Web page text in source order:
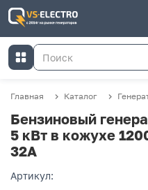
Главная Каталог
Бензиновый
5 кВт в кожухе
32А
Артикул: